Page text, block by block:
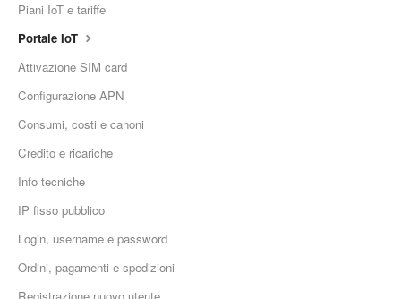
Piani IoT e tariffe
Portale IoT
Attivazione SIM card
Configurazione APN
Consumi, costi e canoni
Credito e ricariche
Info tecniche
IP fisso pubblico
Login, username e password
Ordini, pagamenti e spedizioni